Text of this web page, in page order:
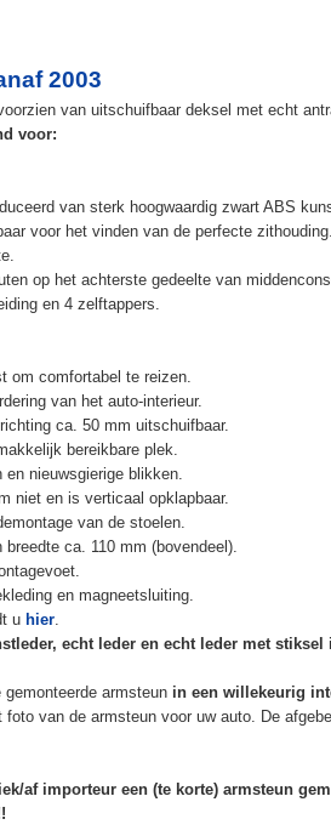
2003
van uitschuifbaar deksel met echt
voor:
van sterk hoogwaardig zwart ABS
voor het vinden van de perfecte
op het achterste gedeelte van
en 4 zelftappers.
om comfortabel te reizen.
van het auto-interieur.
ca. 50 mm uitschuifbaar.
bereikbare plek.
nieuwsgierige blikken.
niet en is verticaal opklapbaar.
van de stoelen.
ca. 110 mm (bovendeel).
en magneetsluiting.
u hier.
echt leder en echt leder met stiksel
gemonteerde armsteun in een willekeurig
van de armsteun voor uw auto. De
af importeur een (te korte) armsteun